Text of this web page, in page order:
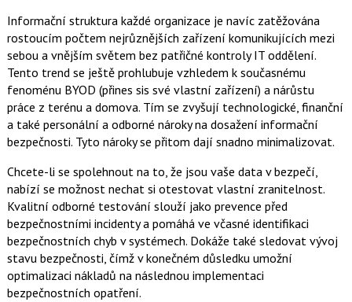
Informační struktura každé organizace je navíc zatěžována
rostoucím počtem nejrůznějších zařízení komunikujících mezi
sebou a vnějším světem bez patřičné kontroly IT oddělení.
Tento trend se ještě prohlubuje vzhledem k současnému
fenoménu BYOD (přines sis své vlastní zařízení) a nárůstu
práce z terénu a domova. Tím se zvyšují technologické, finanční
a také personální a odborné nároky na dosažení informační
bezpečnosti. Tyto nároky se přitom dají snadno minimalizovat.
Chcete-li se spolehnout na to, že jsou vaše data v bezpečí,
nabízí se možnost nechat si otestovat vlastní zranitelnost.
Kvalitní odborné testování slouží jako prevence před
bezpečnostními incidenty a pomáhá ve včasné identifikaci
bezpečnostních chyb v systémech. Dokáže také sledovat vývoj
stavu bezpečnosti, čímž v konečném důsledku umožní
optimalizaci nákladů na následnou implementaci
bezpečnostních opatření.